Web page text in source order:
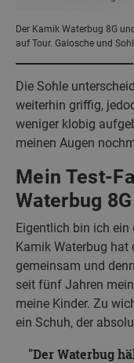
Der Kamik Waterbug 8G
auf Tour. Galosche und
Die Sohle
weiterhin griffig,
weniger klobig
meinen Augen
Mein Test-
Waterbug 8G
Eigentlich bin ich
Kamik Waterbug
gemeinsam und
seit fünf Jahren
meine Kinder. Zu
ein Schuh, der
Der Waterbug